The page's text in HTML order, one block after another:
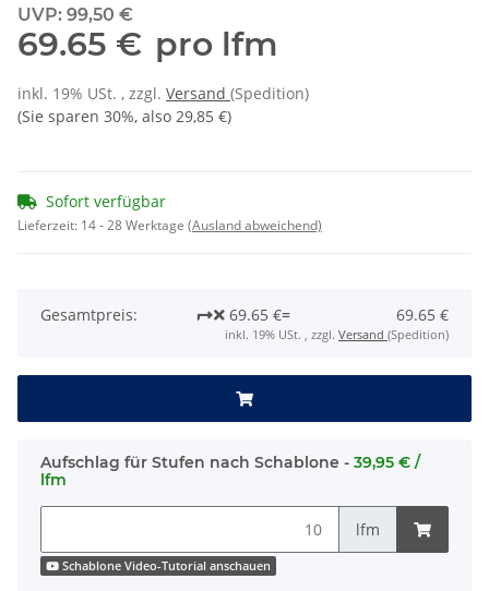
UVP: 99,50 €
69.65 € pro lfm
inkl. 19% USt. , zzgl. Versand (Spedition)
(Sie sparen 30%, also 29,85 €)
Sofort verfügbar
Lieferzeit: 14 - 28 Werktage (Ausland abweichend)
Gesamtpreis: 69.65 €= 69.65 €
inkl. 19% USt. , zzgl. Versand (Spedition)
Aufschlag für Stufen nach Schablone - 39,95 € /
lfm
lfm
Schablone Video-Tutorial anschauen